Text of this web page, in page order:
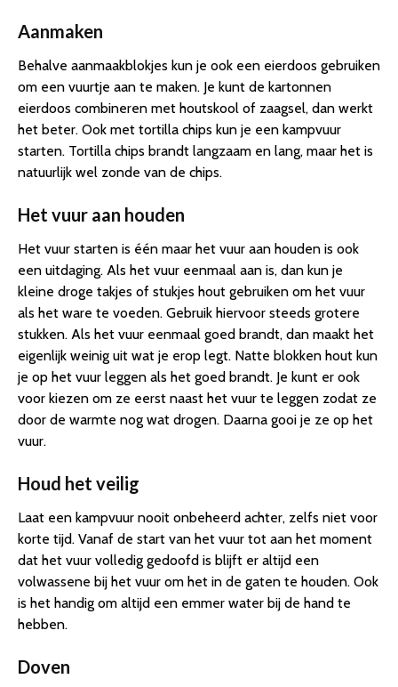
Aanmaken
Behalve aanmaakblokjes kun je ook een eierdoos gebruiken
om een vuurtje aan te maken. Je kunt de kartonnen
eierdoos combineren met houtskool of zaagsel, dan werkt
het beter. Ook met tortilla chips kun je een kampvuur
starten. Tortilla chips brandt langzaam en lang, maar het is
natuurlijk wel zonde van de chips.
Het vuur aan houden
Het vuur starten is één maar het vuur aan houden is ook
een uitdaging. Als het vuur eenmaal aan is, dan kun je
kleine droge takjes of stukjes hout gebruiken om het vuur
als het ware te voeden. Gebruik hiervoor steeds grotere
stukken. Als het vuur eenmaal goed brandt, dan maakt het
eigenlijk weinig uit wat je erop legt. Natte blokken hout kun
je op het vuur leggen als het goed brandt. Je kunt er ook
voor kiezen om ze eerst naast het vuur te leggen zodat ze
door de warmte nog wat drogen. Daarna gooi je ze op het
vuur.
Houd het veilig
Laat een kampvuur nooit onbeheerd achter, zelfs niet voor
korte tijd. Vanaf de start van het vuur tot aan het moment
dat het vuur volledig gedoofd is blijft er altijd een
volwassene bij het vuur om het in de gaten te houden. Ook
is het handig om altijd een emmer water bij de hand te
hebben.
Doven